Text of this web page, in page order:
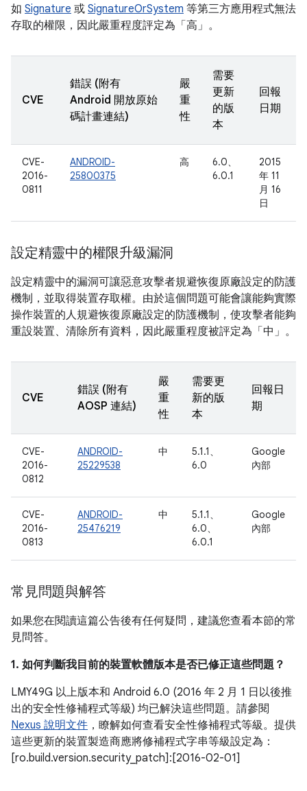
如 Signature 或 SignatureOrSystem 等第三方應用程式無法
存取的權限，因此嚴重程度評定為「高」。
CVE
錯誤 (附有
Android 開放原始
碼計畫連結)
嚴
重
性
需要
更新
的版
本
回報
日期
CVE-
2016-
0811
ANDROID-
25800375
高
6.0、
6.0.1
2015
年 11
月 16
日
設定精靈中的權限升級漏洞
設定精靈中的漏洞可讓惡意攻擊者規避恢復原廠設定的防護
機制，並取得裝置存取權。由於這個問題可能會讓能夠實際
操作裝置的人規避恢復原廠設定的防護機制，使攻擊者能夠
重設裝置、清除所有資料，因此嚴重程度被評定為「中」。
CVE
錯誤 (附有
AOSP 連結)
嚴
重
性
需要更
新的版
本
回報日
期
CVE-
2016-
0812
ANDROID-
25229538
中
5.1.1、
6.0
Google
內部
CVE-
2016-
0813
ANDROID-
25476219
中
5.1.1、
6.0、
6.0.1
Google
內部
常見問題與解答
如果您在閱讀這篇公告後有任何疑問，建議您查看本節的常
見問答。
1. 如何判斷我目前的裝置軟體版本是否已修正這些問題？
LMY49G 以上版本和 Android 6.0 (2016 年 2 月 1 日以後推
出的安全性修補程式等級) 均已解決這些問題。請參閱
Nexus 說明文件 ，瞭解如何查看安全性修補程式等級。提供
這些更新的裝置製造商應將修補程式字串等級設定為：
[ro.build.version.security_patch]:[2016-02-01]